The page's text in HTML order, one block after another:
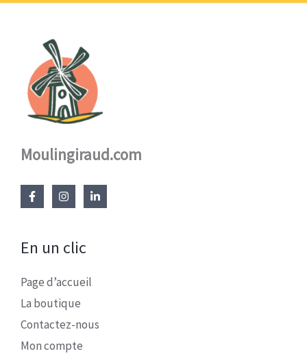
Moulingiraud.com
En un clic
Page d’accueil
La boutique
Contactez-nous
Mon compte